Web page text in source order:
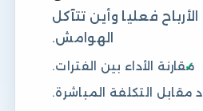
فعليا وأين تتآكل
الهوامش.
مقارنة الأداء بين الفترات.
مقابل التكلفة المباشرة.